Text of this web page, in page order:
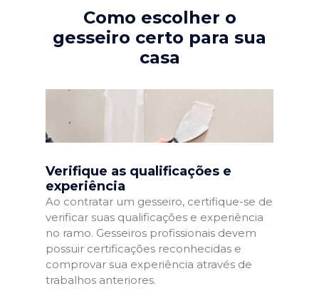
Como escolher o
gesseiro certo para sua
casa
Verifique as qualificações e
experiência
Ao contratar um gesseiro, certifique-se de
verificar suas qualificações e experiência
no ramo. Gesseiros profissionais devem
possuir certificações reconhecidas e
comprovar sua experiência através de
trabalhos anteriores.